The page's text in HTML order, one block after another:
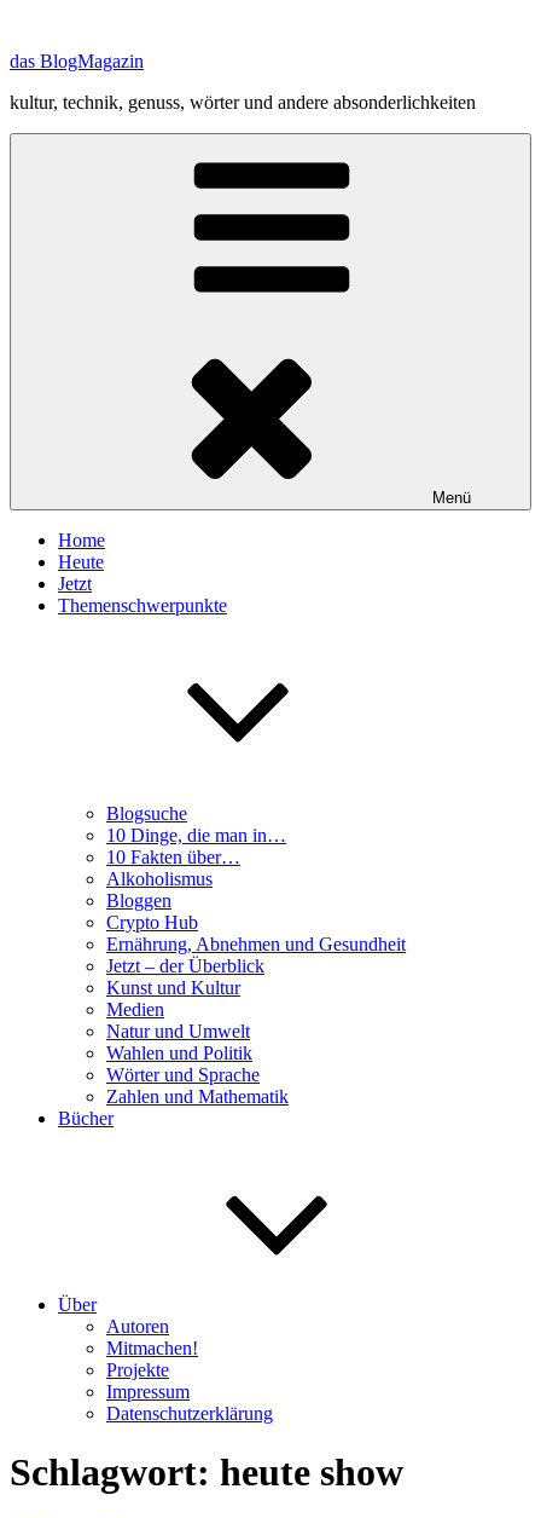
springen
das BlogMagazin
kultur, technik, genuss, wörter und andere absonderlichkeiten
Menü
Home
Heute
Jetzt
Themenschwerpunkte
Blogsuche
10 Dinge, die man in…
10 Fakten über…
Alkoholismus
Bloggen
Crypto Hub
Ernährung, Abnehmen und Gesundheit
Jetzt – der Überblick
Kunst und Kultur
Medien
Natur und Umwelt
Wahlen und Politik
Wörter und Sprache
Zahlen und Mathematik
Bücher
Über
Autoren
Mitmachen!
Projekte
Impressum
Datenschutzerklärung
Schlagwort: heute show